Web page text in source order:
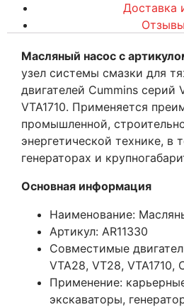
Доставка
Масляный насос с
узел системы смазки для
двигателей Cummins серий
VTA1710. Применяется
промышленной,
энергетической технике, в
генераторах и
Основная информация
Наименование:
Артикул: AR11330
Совместимые
VTA28, VT28, VTA1710,
Применение:
экскаваторы,